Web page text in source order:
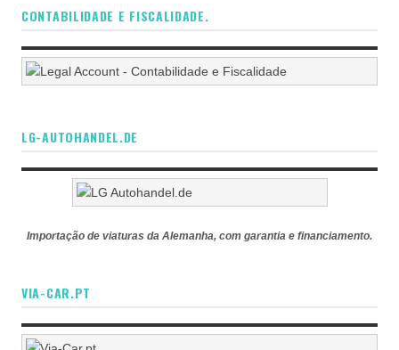
CONTABILIDADE E FISCALIDADE.
LG-AUTOHANDEL.DE
Importação de viaturas da Alemanha, com garantia e financiamento.
VIA-CAR.PT